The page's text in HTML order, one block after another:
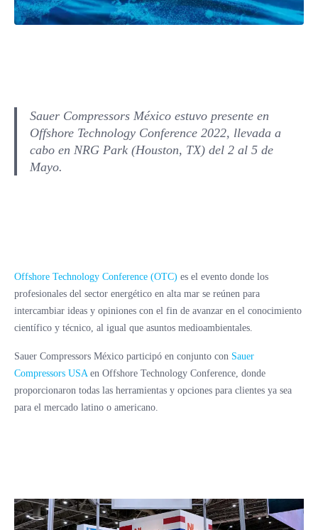
Sauer Compressors México estuvo presente en
Offshore Technology Conference 2022, llevada a
cabo en NRG Park (Houston, TX) del 2 al 5 de
Mayo.
Offshore Technology Conference (OTC) es el evento donde los
profesionales del sector energético en alta mar se reúnen para
intercambiar ideas y opiniones con el fin de avanzar en el conocimiento
científico y técnico, al igual que asuntos medioambientales.
Sauer Compressors México participó en conjunto con Sauer
Compressors USA en Offshore Technology Conference, donde
proporcionaron todas las herramientas y opciones para clientes ya sea
para el mercado latino o americano.